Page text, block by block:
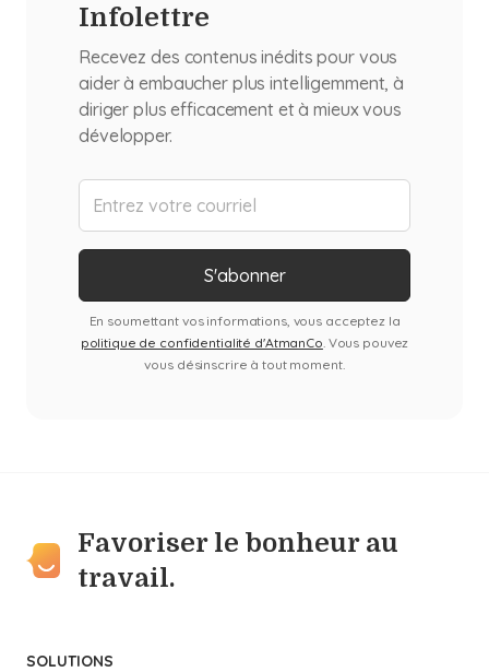
Infolettre
Recevez des contenus inédits pour vous
aider à embaucher plus intelligemment, à
diriger plus efficacement et à mieux vous
développer.
En soumettant vos informations, vous acceptez la
politique de confidentialité d'AtmanCo . Vous pouvez
vous désinscrire à tout moment.
Favoriser le bonheur au
travail.
SOLUTIONS